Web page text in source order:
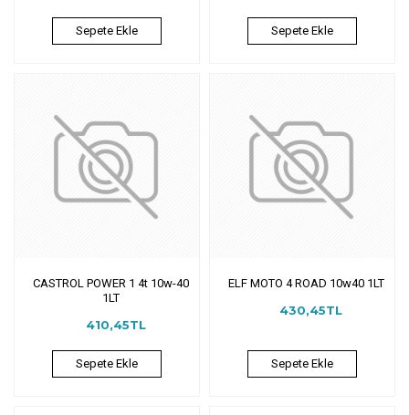
Sepete Ekle Sepete Ekle
CASTROL POWER 1 4t 10w-40
1LT
410,45TL
Sepete Ekle
ELF MOTO 4 ROAD 10w40 1LT
430,45TL
Sepete Ekle